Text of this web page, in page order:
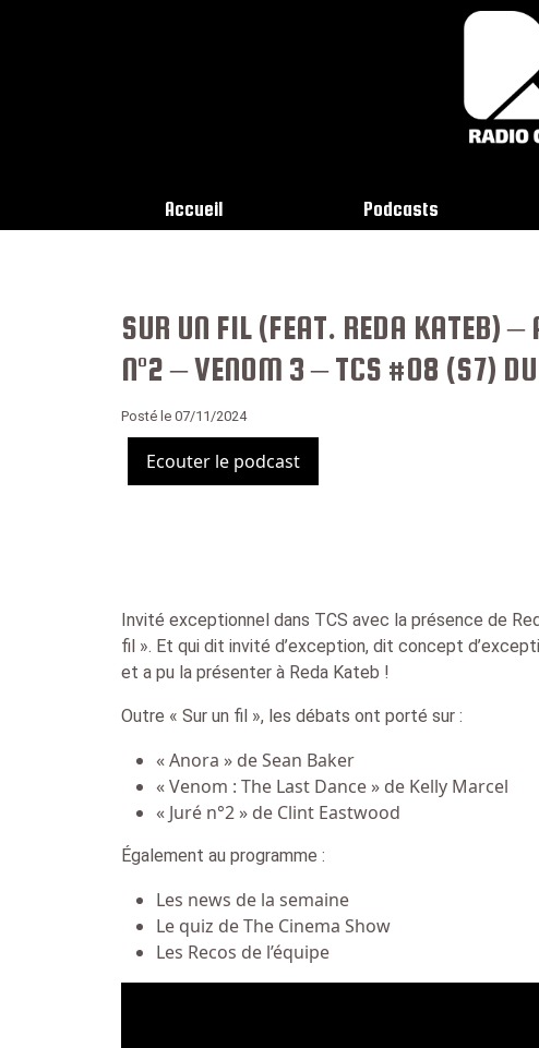
Accueil Podcasts
SUR UN FIL (FEAT. REDA KATEB) –
N°2 – VENOM 3 – TCS #08 (S7)
Posté le 07/11/2024
Ecouter le podcast
Invité exceptionnel dans TCS avec la présence de
fil ». Et qui dit invité d’exception, dit concept
et a pu la présenter à Reda Kateb !
Outre « Sur un fil », les débats ont porté sur :
« Anora » de Sean Baker
« Venom : The Last Dance » de Kelly Marcel
« Juré n°2 » de Clint Eastwood
Également au programme :
Les news de la semaine
Le quiz de The Cinema Show
Les Recos de l’équipe